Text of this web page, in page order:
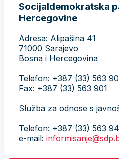
Socijaldemokratska
Hercegovine
Adresa: Alipašina 41
71000 Sarajevo
Bosna i Hercegovina
Telefon: +387 (33) 563
Fax: +387 (33) 563 901
Služba za odnose s
Telefon: +387 (33) 563
e-mail: